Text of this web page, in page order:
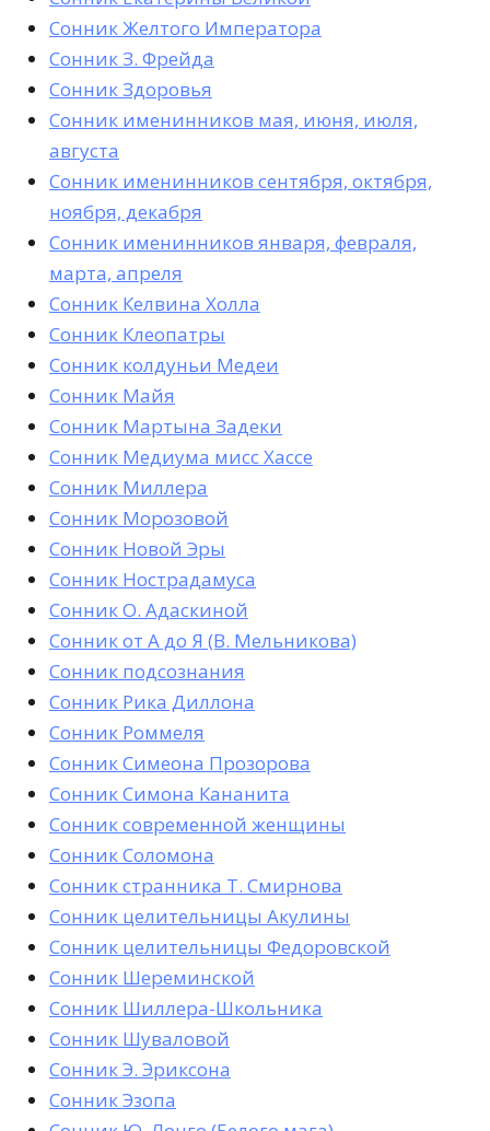
Сонник Желтого Императора
Сонник З. Фрейда
Сонник Здоровья
Сонник именинников мая, июня, июля,
августа
Сонник именинников сентября, октября,
ноября, декабря
Сонник именинников января, февраля,
марта, апреля
Сонник Келвина Холла
Сонник Клеопатры
Сонник колдуньи Медеи
Сонник Майя
Сонник Мартына Задеки
Сонник Медиума мисс Хассе
Сонник Миллера
Сонник Морозовой
Сонник Новой Эры
Сонник Нострадамуса
Сонник О. Адаскиной
Сонник от А до Я (В. Мельникова)
Сонник подсознания
Сонник Рика Диллона
Сонник Роммеля
Сонник Симеона Прозорова
Сонник Симона Кананита
Сонник современной женщины
Сонник Соломона
Сонник странника Т. Смирнова
Сонник целительницы Акулины
Сонник целительницы Федоровской
Сонник Шереминской
Сонник Шиллера-Школьника
Сонник Шуваловой
Сонник Э. Эриксона
Сонник Эзопа